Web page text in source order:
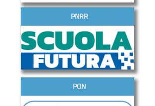
PNRR
PON